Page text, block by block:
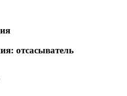
отсасыватель